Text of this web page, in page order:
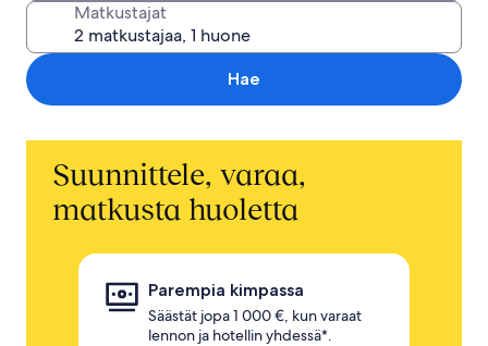
Matkustajat
Hae
Suunnittele, varaa,
matkusta huoletta
Parempia kimpassa
Säästät jopa 1 000 €, kun varaat
lennon ja hotellin yhdessä*.